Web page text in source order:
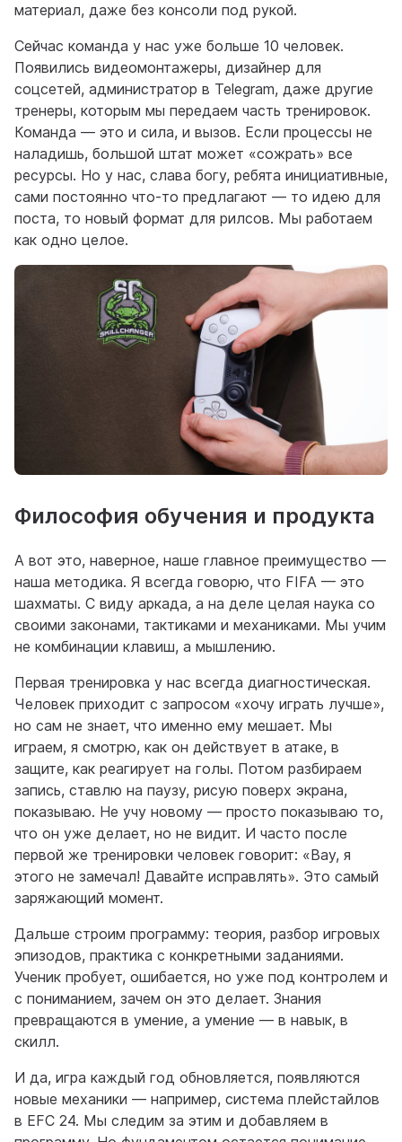
материал, даже без консоли под рукой.
Сейчас команда у нас уже больше 10 человек.
Появились видеомонтажеры, дизайнер для
соцсетей, администратор в Telegram, даже другие
тренеры, которым мы передаем часть тренировок.
Команда — это и сила, и вызов. Если процессы не
наладишь, большой штат может «сожрать» все
ресурсы. Но у нас, слава богу, ребята инициативные,
сами постоянно что-то предлагают — то идею для
поста, то новый формат для рилсов. Мы работаем
как одно целое.
Философия обучения и продукта
А вот это, наверное, наше главное преимущество —
наша методика. Я всегда говорю, что FIFA — это
шахматы. С виду аркада, а на деле целая наука со
своими законами, тактиками и механиками. Мы учим
не комбинации клавиш, а мышлению.
Первая тренировка у нас всегда диагностическая.
Человек приходит с запросом «хочу играть лучше»,
но сам не знает, что именно ему мешает. Мы
играем, я смотрю, как он действует в атаке, в
защите, как реагирует на голы. Потом разбираем
запись, ставлю на паузу, рисую поверх экрана,
показываю. Не учу новому — просто показываю то,
что он уже делает, но не видит. И часто после
первой же тренировки человек говорит: «Вау, я
этого не замечал! Давайте исправлять». Это самый
заряжающий момент.
Дальше строим программу: теория, разбор игровых
эпизодов, практика с конкретными заданиями.
Ученик пробует, ошибается, но уже под контролем и
с пониманием, зачем он это делает. Знания
превращаются в умение, а умение — в навык, в
скилл.
И да, игра каждый год обновляется, появляются
новые механики — например, система плейстайлов
в EFC 24. Мы следим за этим и добавляем в